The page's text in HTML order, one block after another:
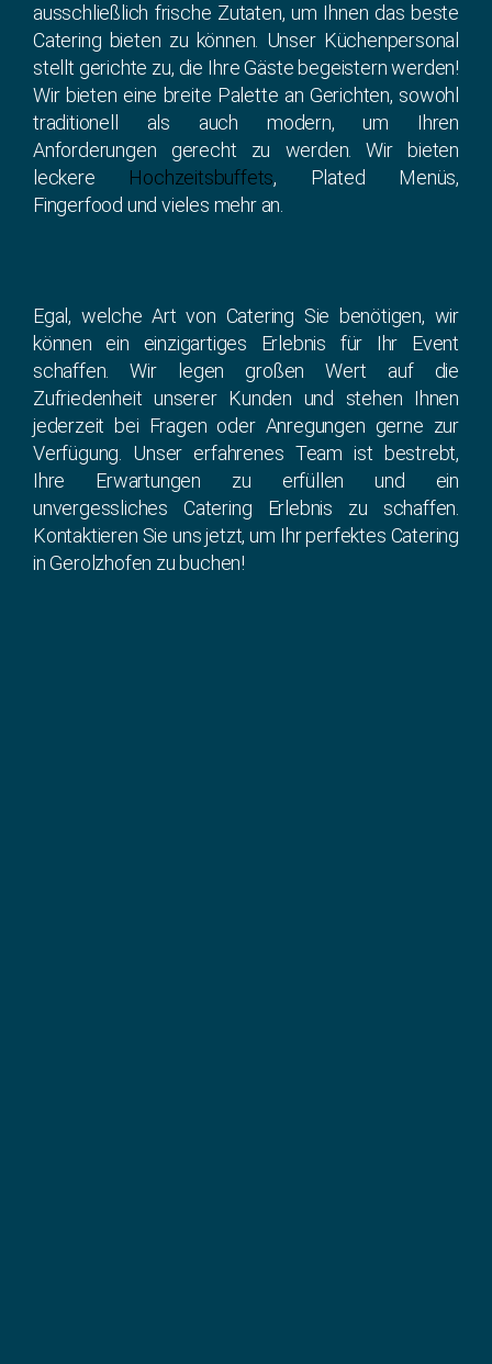
ausschließlich frische Zutaten, um Ihnen das beste
Catering bieten zu können. Unser Küchenpersonal
stellt gerichte zu, die Ihre Gäste begeistern werden!
Wir bieten eine breite Palette an Gerichten, sowohl
traditionell als auch modern, um Ihren
Anforderungen gerecht zu werden. Wir bieten
leckere Hochzeitsbuffets, Plated Menüs,
Fingerfood und vieles mehr an.
Egal, welche Art von Catering Sie benötigen, wir
können ein einzigartiges Erlebnis für Ihr Event
schaffen. Wir legen großen Wert auf die
Zufriedenheit unserer Kunden und stehen Ihnen
jederzeit bei Fragen oder Anregungen gerne zur
Verfügung. Unser erfahrenes Team ist bestrebt,
Ihre Erwartungen zu erfüllen und ein
unvergessliches Catering Erlebnis zu schaffen.
Kontaktieren Sie uns jetzt, um Ihr perfektes Catering
in Gerolzhofen zu buchen!